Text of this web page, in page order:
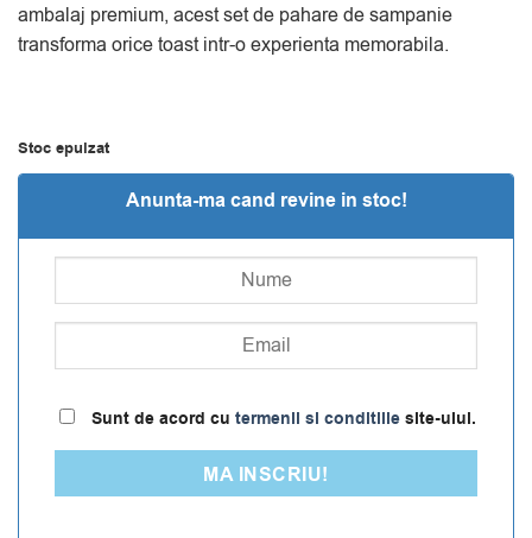
ambalaj premium, acest set de pahare de sampanie
transforma orice toast intr-o experienta memorabila.
Stoc epuizat
Anunta-ma cand revine in stoc!
Sunt de acord cu termenii si conditiilesite-ului.
MA INSCRIU!